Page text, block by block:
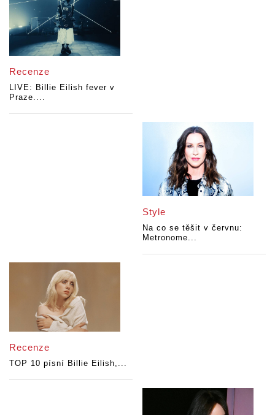
Recenze
LIVE: Billie Eilish fever v
Praze....
Style
Na co se těšit v červnu:
Metronome...
Recenze
TOP 10 písní Billie Eilish,...